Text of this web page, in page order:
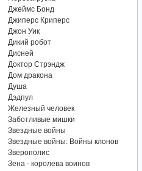
Джеймс Бонд
Джиперс Криперс
Джон Уик
Дикий робот
Дисней
Доктор Стрэндж
Дом дракона
Душа
Дэдпул
Железный человек
Заботливые мишки
Звездные войны
Звездные войны: Войны клонов
Зверополис
Зена - королева воинов